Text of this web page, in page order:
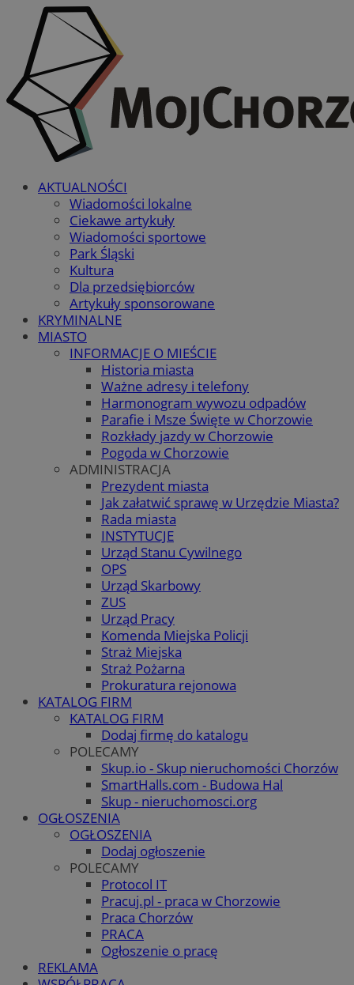
AKTUALNOŚCI
Wiadomości lokalne
Ciekawe artykuły
Wiadomości sportowe
Park Śląski
Kultura
Dla przedsiębiorców
Artykuły sponsorowane
KRYMINALNE
MIASTO
INFORMACJE O MIEŚCIE
Historia miasta
Ważne adresy i telefony
Harmonogram wywozu odpadów
Parafie i Msze Święte w Chorzowie
Rozkłady jazdy w Chorzowie
Pogoda w Chorzowie
ADMINISTRACJA
Prezydent miasta
Jak załatwić sprawę w Urzędzie Miasta?
Rada miasta
INSTYTUCJE
Urząd Stanu Cywilnego
OPS
Urząd Skarbowy
ZUS
Urząd Pracy
Komenda Miejska Policji
Straż Miejska
Straż Pożarna
Prokuratura rejonowa
KATALOG FIRM
KATALOG FIRM
Dodaj firmę do katalogu
POLECAMY
Skup.io - Skup nieruchomości Chorzów
SmartHalls.com - Budowa Hal
Skup - nieruchomosci.org
OGŁOSZENIA
OGŁOSZENIA
Dodaj ogłoszenie
POLECAMY
Protocol IT
Pracuj.pl - praca w Chorzowie
Praca Chorzów
PRACA
Ogłoszenie o pracę
REKLAMA